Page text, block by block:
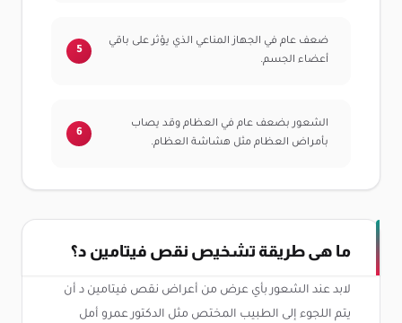
ضعف عام في الجهاز المناعي الذي يؤثر على باقي
أعضاء الجسم.
الشعور بضعف عام في العظام وقد يصاب
بأمراض العظام مثل هشاشة العظام.
ما هى طريقة تشخيص نقص فيتامين د؟
لابد عند الشعور بأي عرض من أعراض نقص فيتامين د أن
يتم اللجوء إلى الطبيب المختص مثل الدكتور عمرو أمل